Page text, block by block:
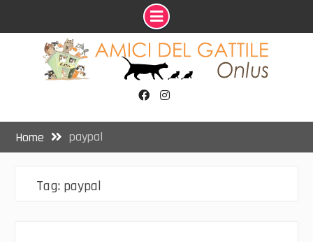
Home
paypal
Tag: paypal